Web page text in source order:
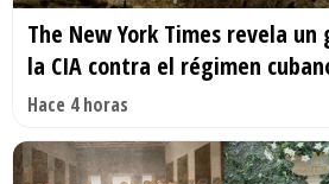
The New York Times revela
la CIA contra el régimen
Hace 4 horas